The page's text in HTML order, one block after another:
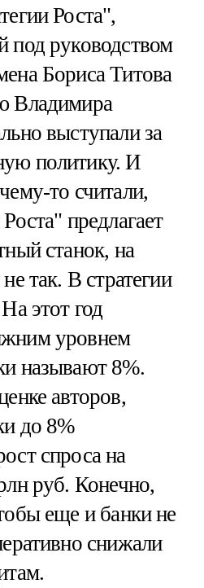
Роста",
под руководством
Бориса Титова
Владимира
выступали за
политику. И
то считали,
предлагает
станок, на
так. В стратегии
этот год
уровнем
называют 8%.
авторов,
до 8%
спроса на
руб. Конечно,
еще и банки не
снижали